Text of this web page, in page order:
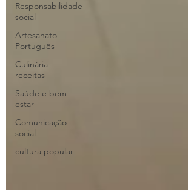
Responsabilidade
social
Artesanato
Português
Culinária -
receitas
Saúde e bem
estar
Comunicação
social
cultura popular